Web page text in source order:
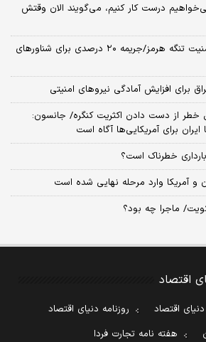
است می‌خواهیم درست کار کنیم، می‌گویند الان وقتش
جزئیاتی از طرح راهبردی امنیت تنگه هرمز/جریمه ۲۰ درصدی برای شناورهای
برای افزایش آمادگی نیروهای امنیتی
از دست دادن اکثریت کنگره/ جانسون:
برای آمریکایی‌ها آگاه است
خطرناک است؟
و آمریکا وارد مرحله نهایی شده است
ماجرا چه بود؟
اقتصاد
اقتصاد
روزنامه دنیای اقتصاد
هفته نامه تجارت فردا